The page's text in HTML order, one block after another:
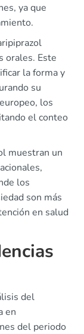
ya que
orales. Este
la forma y
su
los
el conteo
muestran un
los
son más
en salud
del
en
del periodo